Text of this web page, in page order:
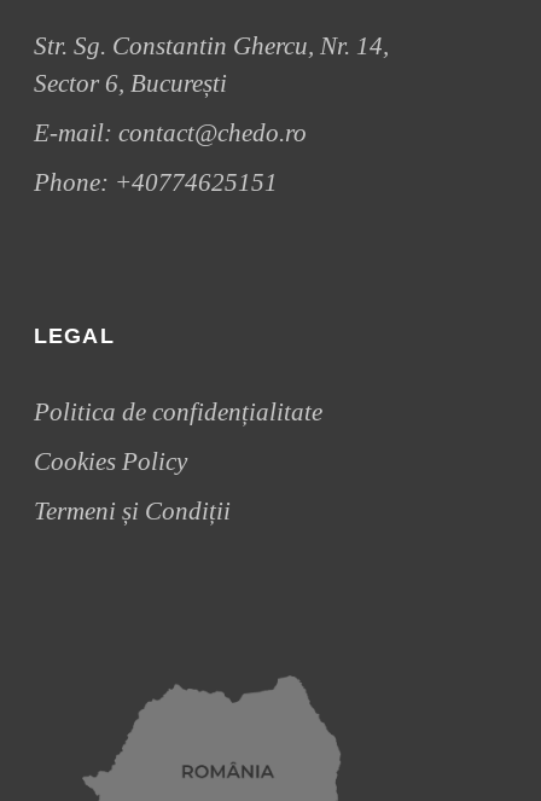
Str. Sg. Constantin Ghercu, Nr. 14,
Sector 6, București
E-mail:contact@chedo.ro
Phone: +40774625151
LEGAL
Politica de confidențialitate
Cookies Policy
Termeni și Condiții